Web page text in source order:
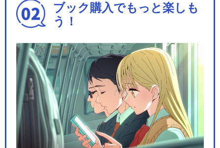
ブック購入でもっと楽しも
う！